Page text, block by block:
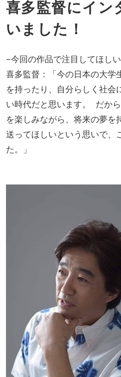
喜多監督にイン
いました！
−今回の作品で注目してほし
喜多監督：「今の日本の大学
を持ったり、自分らしく社会
い時代だと思います。 だか
を楽しみながら、将来の夢を
送ってほしいという思いで、
た。」